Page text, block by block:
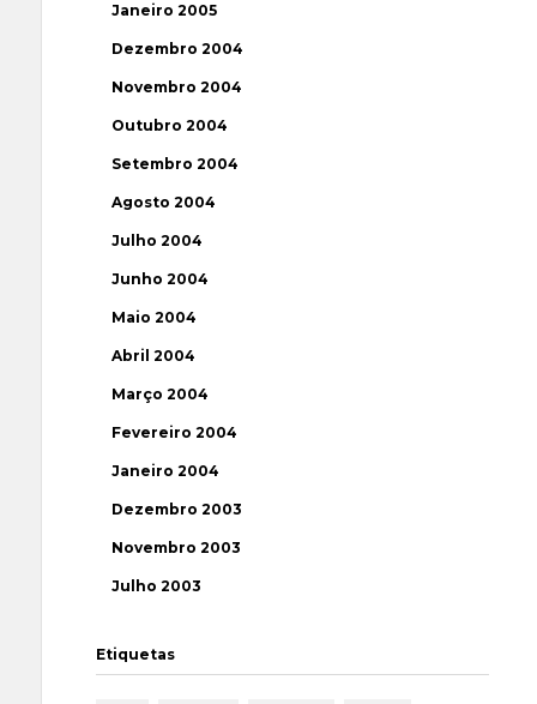
Janeiro 2005
Dezembro 2004
Novembro 2004
Outubro 2004
Setembro 2004
Agosto 2004
Julho 2004
Junho 2004
Maio 2004
Abril 2004
Março 2004
Fevereiro 2004
Janeiro 2004
Dezembro 2003
Novembro 2003
Julho 2003
Etiquetas